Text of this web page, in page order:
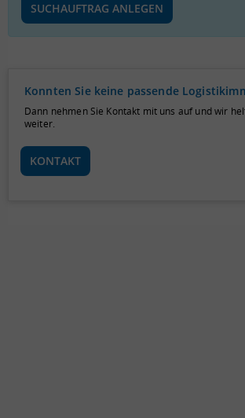
SUCHAUFTRAG ANLEGEN
Konnten Sie keine passende
Dann nehmen Sie Kontakt mit uns auf und wir
weiter.
KONTAKT